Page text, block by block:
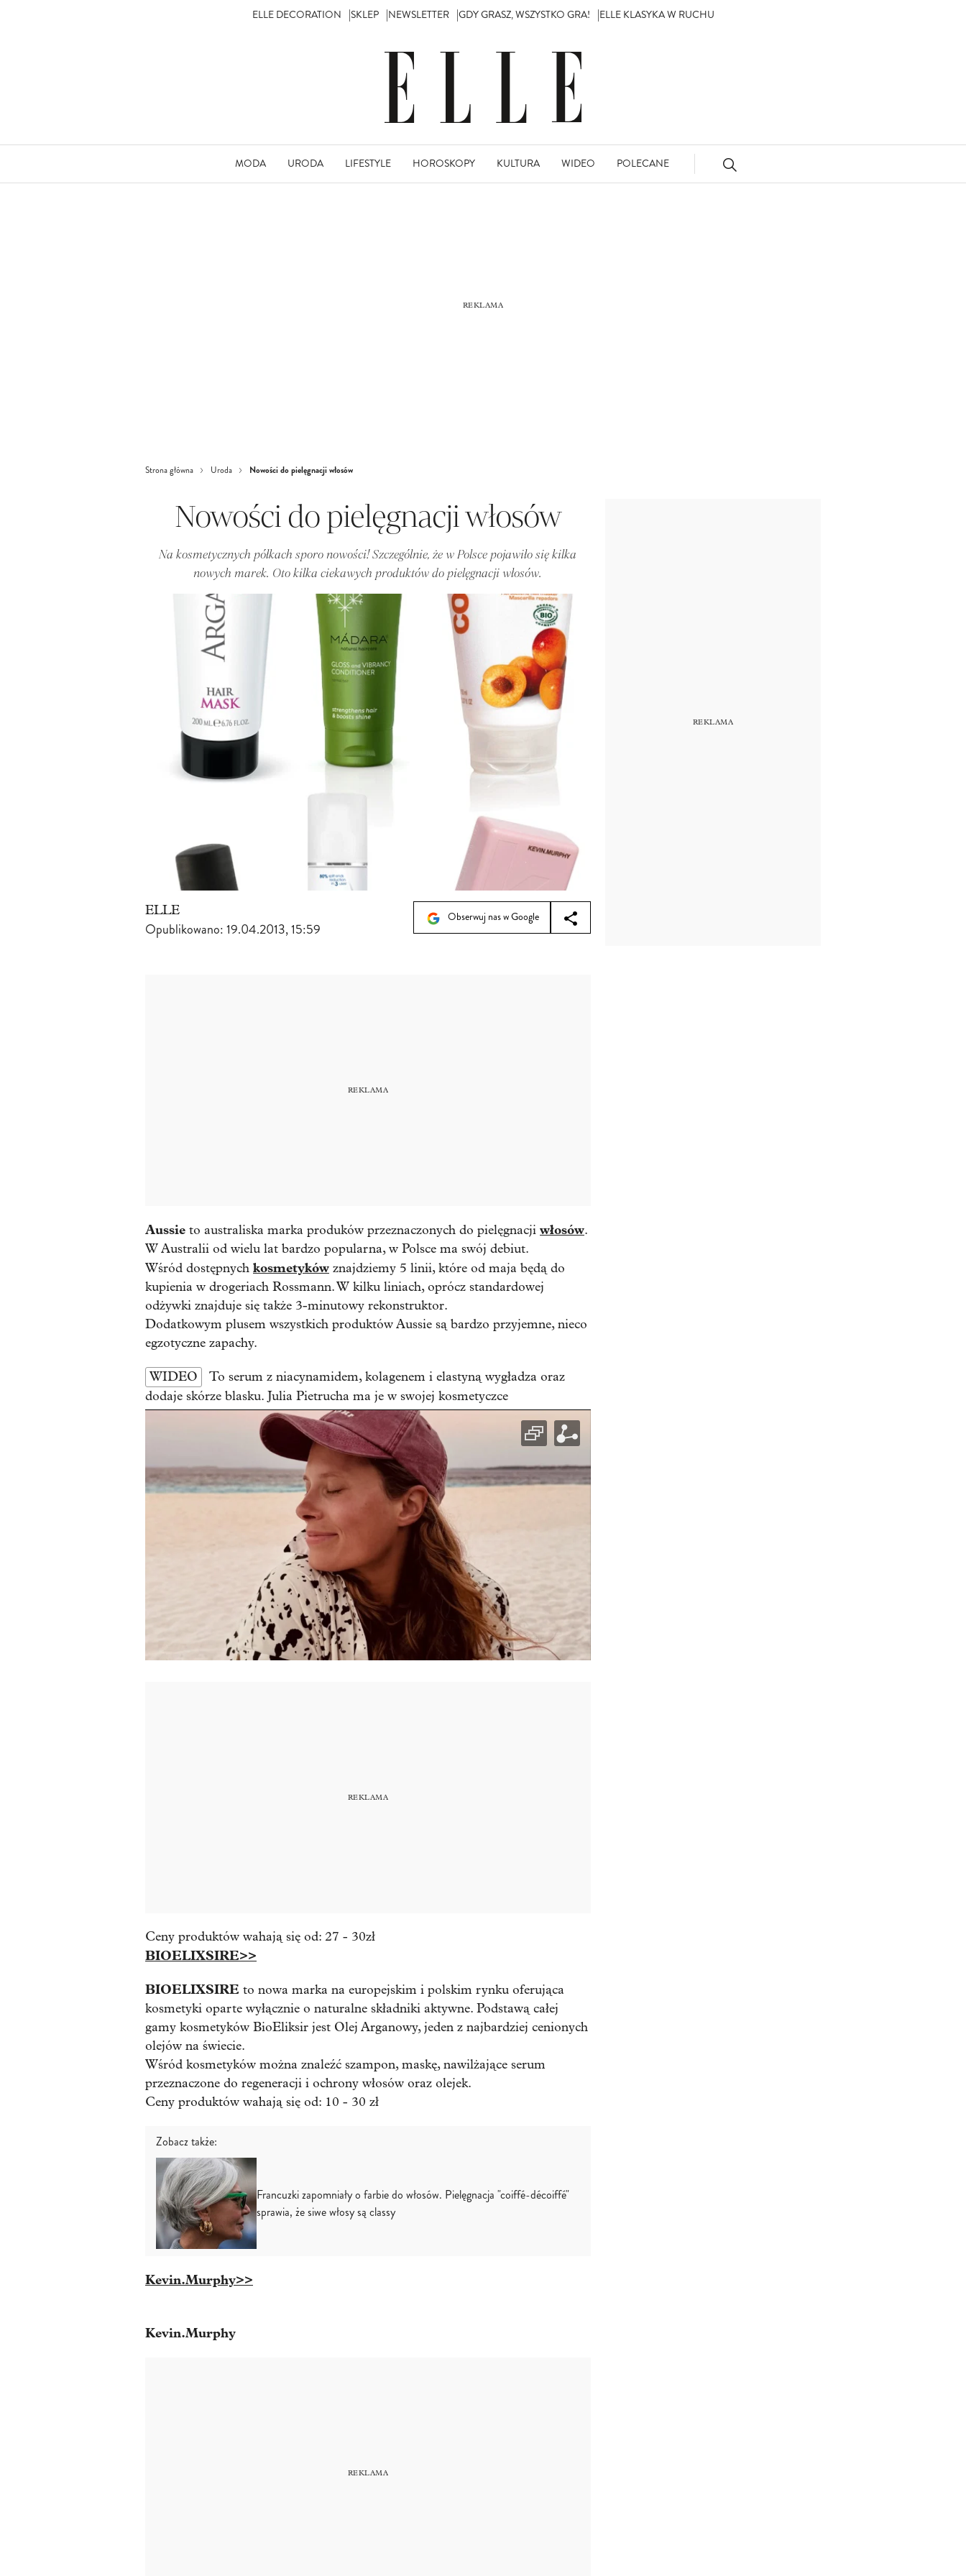
ELLE DECORATION SKLEP NEWSLETTER GDY GRASZ, WSZYSTKO GRA! ELLE KLASYKA W RUCHU
MODA URODA LIFESTYLE HOROSKOPY KULTURA WIDEO POLECANE
Strona główna Uroda Nowości do pielęgnacji włosów
Nowości do pielęgnacji włosów
Na kosmetycznych półkach sporo nowości! Szczególnie, że w Polsce pojawiło się kilka
nowych marek. Oto kilka ciekawych produktów do pielęgnacji włosów.
ELLE
Opublikowano:19.04.2013, 15:59
Obserwuj nas w Google
Aussie to australiska marka produków przeznaczonych do pielęgnacji włosów.
W Australii od wielu lat bardzo popularna, w Polsce ma swój debiut.
Wśród dostępnych kosmetyków znajdziemy 5 linii, które od maja będą do
kupienia w drogeriach Rossmann. W kilku liniach, oprócz standardowej
odżywki znajduje się także 3-minutowy rekonstruktor.
Dodatkowym plusem wszystkich produktów Aussie są bardzo przyjemne, nieco
egzotyczne zapachy.
WIDEO
To serum z niacynamidem, kolagenem i elastyną wygładza oraz
dodaje skórze blasku. Julia Pietrucha ma je w swojej kosmetyczce
Ceny produktów wahają się od: 27 - 30zł
BIOELIXSIRE>>
BIOELIXSIRE to nowa marka na europejskim i polskim rynku oferująca
kosmetyki oparte wyłącznie o naturalne składniki aktywne. Podstawą całej
gamy kosmetyków BioEliksir jest Olej Arganowy, jeden z najbardziej cenionych
olejów na świecie.
Wśród kosmetyków można znaleźć szampon, maskę, nawilżające serum
przeznaczone do regeneracji i ochrony włosów oraz olejek.
Ceny produktów wahają się od: 10 - 30 zł
Zobacz także:
Francuzki zapomniały o farbie do włosów. Pielęgnacja "coiffé-décoiffé"
sprawia, że siwe włosy są classy
Kevin.Murphy>>
Kevin.Murphy